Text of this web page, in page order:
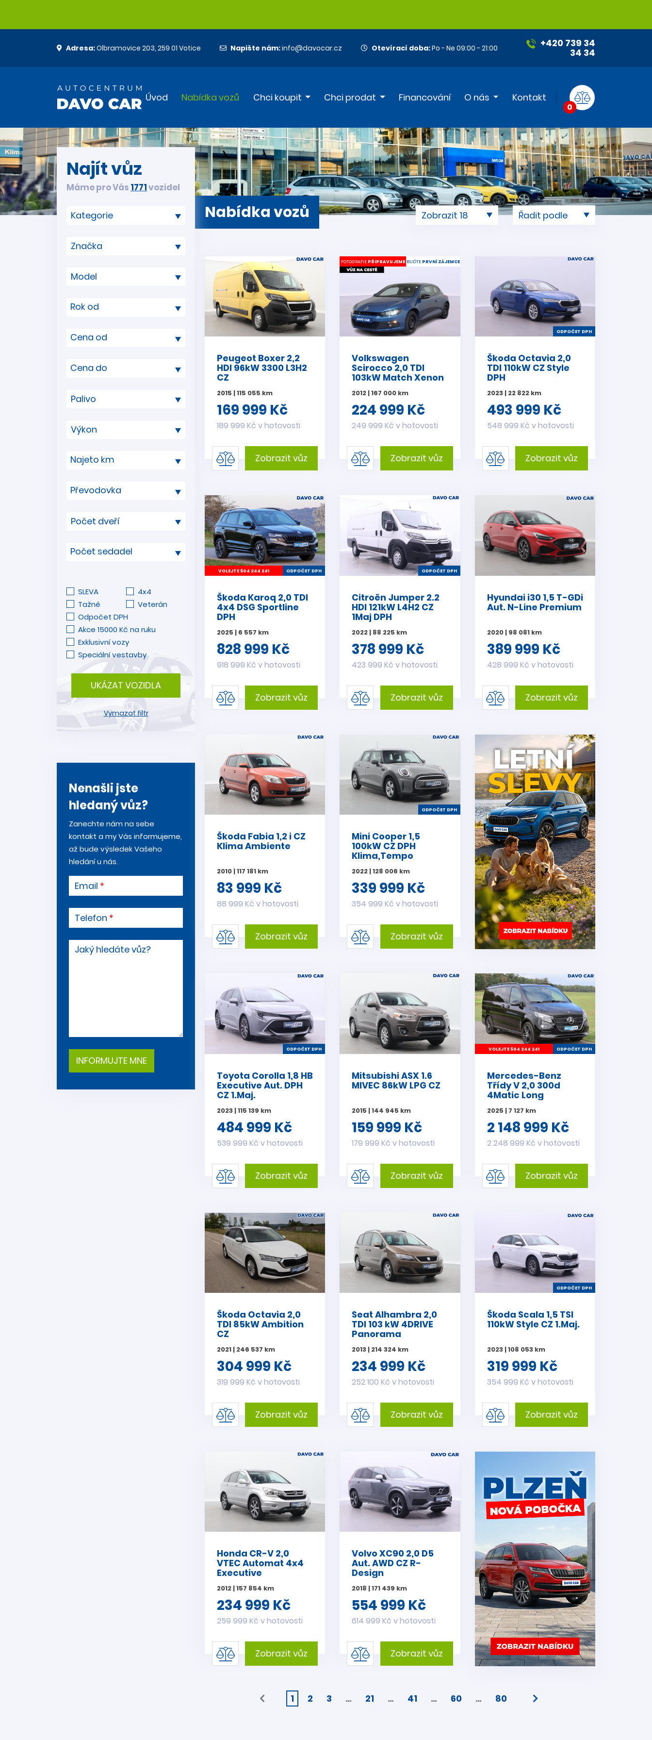
Adresa:Olbramovice 203, 259 01 Votice Napište nám:info@davocar.cz Otevírací doba:Po - Ne 09:00 - 21:00 +420 739 34
34 34
Úvod Nabídka vozů Chci koupit Chci prodat Financování O nás Kontakt
0
Nabídka vozů
Najít vůz
Máme pro Vás 1771vozidel
Rok od
Cena od
Cena do
Najeto km
Převodovka
Počet sedadel
SLEVA
4x4
Tažné
Veterán
Odpočet DPH
Akce 15000 Kč na ruku
Exklusivní vozy
Speciální vestavby
UKÁZAT VOZIDLA
Vymazat filtr
Nenašli jste
hledaný vůz?
Zanechte nám na sebe
kontakt a my Vás informujeme,
až bude výsledek Vašeho
hledání u nás.
Email
Telefon
Jaký hledáte vůz?
Peugeot Boxer 2,2
HDI 96kW 3300 L3H2
CZ
2015 | 115 055 km
169 999 Kč
189 999 Kč v hotovosti
Zobrazit vůz
FOTOGRAFIE PŘIPRAVUJEME BUĎTE PRVNÍ ZÁJEMCE
Volkswagen
Scirocco 2,0 TDI
103kW Match Xenon
Navi
2012 | 167 000 km
224 999 Kč
249 999 Kč v hotovosti
Zobrazit vůz
ODPOČET DPH
Škoda Octavia 2,0
TDI 110kW CZ Style
DPH
2023 | 22 822 km
493 999 Kč
548 999 Kč v hotovosti
Zobrazit vůz
VOLEJTE 604 244 241 ODPOČET DPH
Škoda Karoq 2,0 TDI
4x4 DSG Sportline
DPH
2025 | 6 557 km
828 999 Kč
918 999 Kč v hotovosti
Zobrazit vůz
ODPOČET DPH
Citroën Jumper 2.2
HDI 121kW L4H2 CZ
1Maj DPH
2022 | 88 225 km
378 999 Kč
423 999 Kč v hotovosti
Zobrazit vůz
Hyundai i30 1,5 T-GDi
Aut. N-Line Premium
2020 | 98 081 km
389 999 Kč
428 999 Kč v hotovosti
Zobrazit vůz
Škoda Fabia 1,2 i CZ
Klima Ambiente
2010 | 117 181 km
83 999 Kč
88 999 Kč v hotovosti
Zobrazit vůz
ODPOČET DPH
Mini Cooper 1,5
100kW CZ DPH
Klima,Tempo
2022 | 128 006 km
339 999 Kč
354 999 Kč v hotovosti
Zobrazit vůz
ODPOČET DPH
Toyota Corolla 1,8 HB
Executive Aut. DPH
CZ 1.Maj.
2023 | 115 139 km
484 999 Kč
539 999 Kč v hotovosti
Zobrazit vůz
Mitsubishi ASX 1.6
MIVEC 86kW LPG CZ
2015 | 144 945 km
159 999 Kč
179 999 Kč v hotovosti
Zobrazit vůz
VOLEJTE 604 244 241 ODPOČET DPH
Mercedes-Benz
Třídy V 2,0 300d
4Matic Long
2025 | 7 127 km
2 148 999 Kč
2 248 999 Kč v hotovosti
Zobrazit vůz
Škoda Octavia 2,0
TDI 85kW Ambition
CZ
2021 | 246 537 km
304 999 Kč
319 999 Kč v hotovosti
Zobrazit vůz
Seat Alhambra 2,0
TDI 103 kW 4DRIVE
Panorama
2013 | 214 324 km
234 999 Kč
252 100 Kč v hotovosti
Zobrazit vůz
ODPOČET DPH
Škoda Scala 1,5 TSI
110kW Style CZ 1.Maj.
2023 | 108 053 km
319 999 Kč
354 999 Kč v hotovosti
Zobrazit vůz
Honda CR-V 2,0
VTEC Automat 4x4
Executive
2012 | 157 854 km
234 999 Kč
259 999 Kč v hotovosti
Zobrazit vůz
Volvo XC90 2,0 D5
Aut. AWD CZ R-
Design
2018 | 171 439 km
554 999 Kč
614 999 Kč v hotovosti
Zobrazit vůz
1 2 3 … 21 … 41 … 60 … 80